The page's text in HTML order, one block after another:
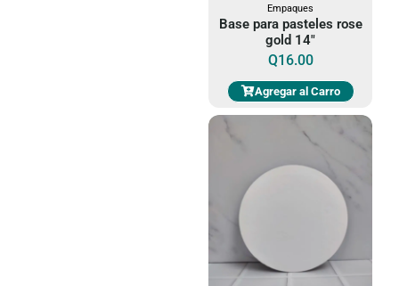
Empaques
Base para pasteles rose
gold 14"
Q16.00
Agregar al Carro